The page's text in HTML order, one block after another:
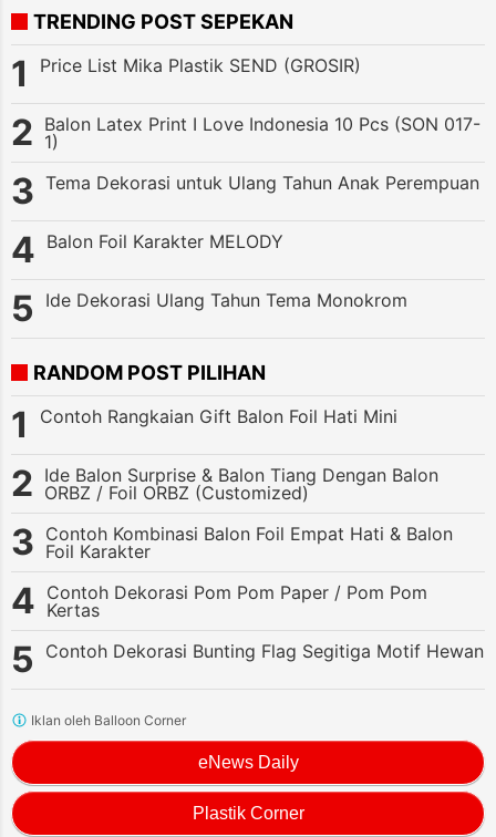
TRENDING POST SEPEKAN
Price List Mika Plastik SEND (GROSIR)
Balon Latex Print I Love Indonesia 10 Pcs (SON 017-
1)
Tema Dekorasi untuk Ulang Tahun Anak Perempuan
Balon Foil Karakter MELODY
Ide Dekorasi Ulang Tahun Tema Monokrom
RANDOM POST PILIHAN
Contoh Rangkaian Gift Balon Foil Hati Mini
Ide Balon Surprise & Balon Tiang Dengan Balon
ORBZ / Foil ORBZ (Customized)
Contoh Kombinasi Balon Foil Empat Hati & Balon
Foil Karakter
Contoh Dekorasi Pom Pom Paper / Pom Pom
Kertas
Contoh Dekorasi Bunting Flag Segitiga Motif Hewan
eNews Daily
Plastik Corner
Iklan oleh Balloon Corner